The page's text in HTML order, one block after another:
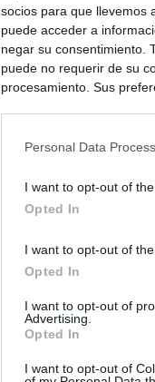
socios para que llevemos
puede acceder a
negar su consentimiento.
puede no requerir de su
procesamiento. Sus
Personal Data
I want to opt-out of
Opted In
I want to opt-out of
Opted In
I want to opt-out of
Advertising.
Opted In
I want to opt-out of